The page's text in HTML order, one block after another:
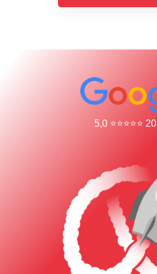
5,0 ⭐⭐⭐⭐⭐